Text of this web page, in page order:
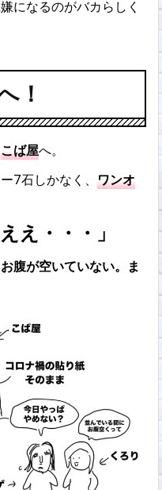
になるのがバカらしく
！
こば屋へ。
7石しかなく、ワンオ
え・・・」
腹が空いていない。ま